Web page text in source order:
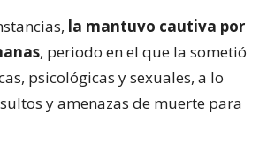
la mantuvo cautiva por
, periodo en el que la sometió
psicológicas y sexuales, a lo
y amenazas de muerte para